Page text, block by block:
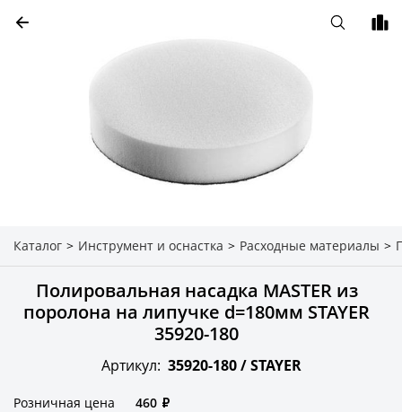
Каталог > Инструмент и оснастка > Расходные материалы >
Полировальная насадка MASTER из
поролона на липучке d=180мм STAYER
35920-180
Артикул: 35920-180 /STAYER
Розничная цена 460 ₽